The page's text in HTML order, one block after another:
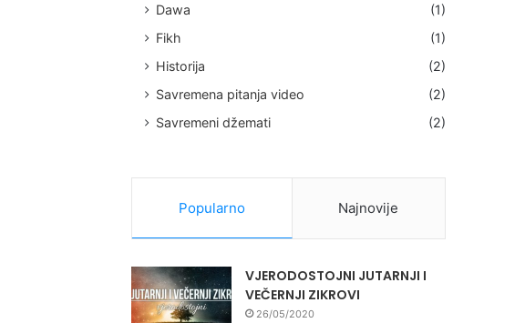
Dawa
(1)
Fikh
(1)
Historija
(2)
Savremena pitanja video
(2)
Savremeni džemati
(2)
Popularno Najnovije
VJERODOSTOJNI JUTARNJI I
VEČERNJI ZIKROVI
26/05/2020